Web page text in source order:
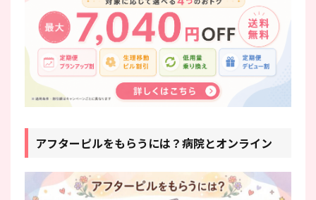
アフターピルをもらうには？病院とオンライン